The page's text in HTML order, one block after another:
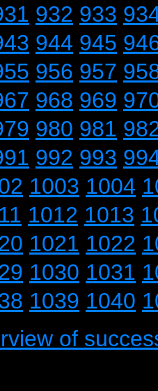
932 933
944 945
956 957
968 969
980 981
992 993
1003 1004
1012 1013
1021 1022
1030 1031
1039 1040
of